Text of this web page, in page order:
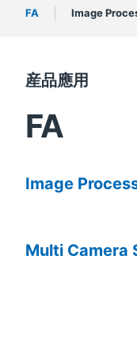
FA Image
産品應用
FA
Image
Multi Camera